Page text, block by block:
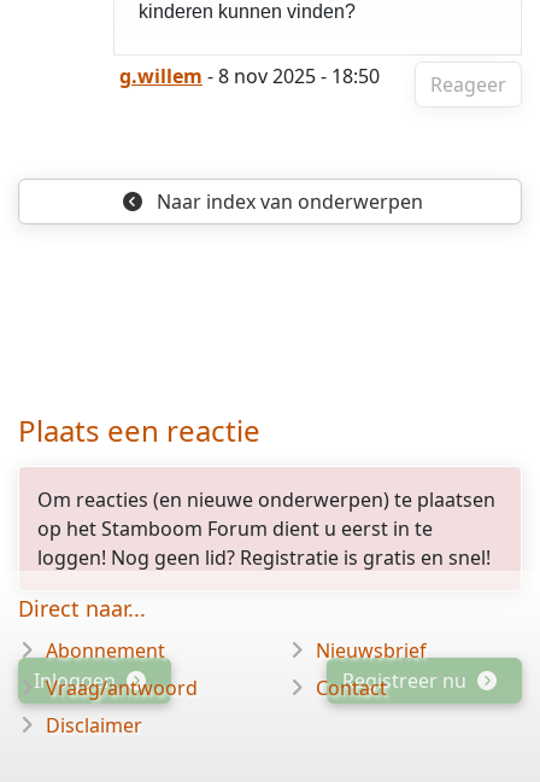
kinderen kunnen vinden?
Reageer
g.willem - 8 nov 2025 - 18:50
Naar indexvan onderwerpen
Plaats een reactie
Om reacties (en nieuwe onderwerpen) te plaatsen
op het Stamboom Forum dient u eerst in te
loggen! Nog geen lid? Registratie is gratis en snel!
Inloggen Registreer nu
Direct naar...
Abonnement
Vraag/antwoord
Disclaimer
Nieuwsbrief
Contact